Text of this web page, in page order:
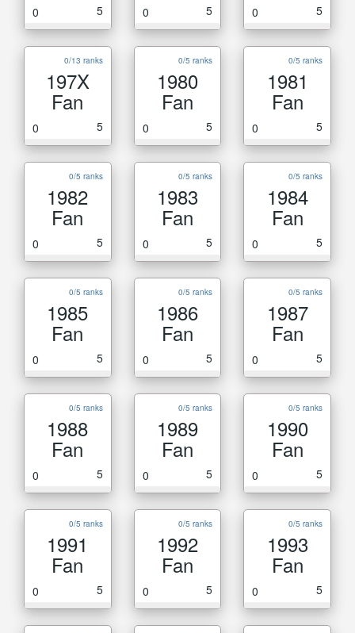
0 5 0 5 0 5
0/13 ranks
197X
Fan
0 5
0/5 ranks
1980
Fan
0 5
0/5 ranks
1981
Fan
0 5
0/5 ranks
1982
Fan
0 5
0/5 ranks
1983
Fan
0 5
0/5 ranks
1984
Fan
0 5
0/5 ranks
1985
Fan
0 5
0/5 ranks
1986
Fan
0 5
0/5 ranks
1987
Fan
0 5
0/5 ranks
1988
Fan
0 5
0/5 ranks
1989
Fan
0 5
0/5 ranks
1990
Fan
0 5
0/5 ranks
1991
Fan
0 5
0/5 ranks
1992
Fan
0 5
0/5 ranks
1993
Fan
0 5